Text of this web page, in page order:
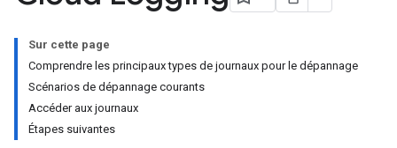
Sur cette page
Comprendre les principaux types de journaux pour le dépannage
Scénarios de dépannage courants
Accéder aux journaux
Étapes suivantes